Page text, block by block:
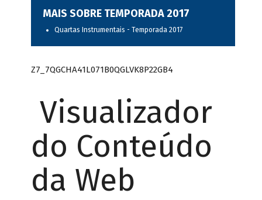
MAIS SOBRE TEMPORADA 2017
Quartas Instrumentais - Temporada 2017
Z7_7QGCHA41L071B0QGLVK8P22GB4
Visualizador
do Conteúdo
da Web